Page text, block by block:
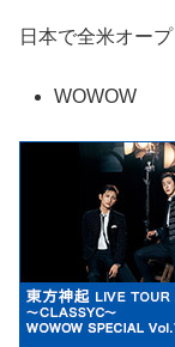
日本で全米オー
WOWOW